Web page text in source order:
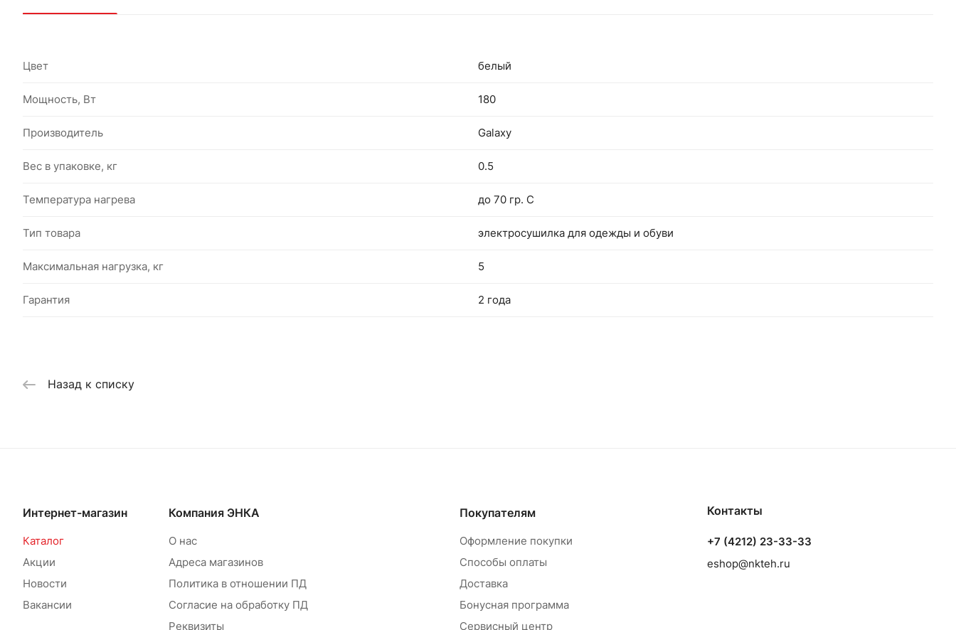
Цвет белый
Мощность, Вт 180
Производитель Galaxy
Вес в упаковке, кг 0.5
Температура нагрева до 70 гр. С
Тип товара электросушилка для одежды и обуви
Максимальная нагрузка, кг 5
Гарантия 2 года
Назад к списку
Интернет-магазин
Каталог
Акции
Новости
Вакансии
Компания ЭНКА
О нас
Адреса магазинов
Политика в отношении ПД
Согласие на обработку ПД
Реквизиты
Покупателям
Оформление покупки
Способы оплаты
Доставка
Бонусная программа
Сервисный центр
Контакты
+7 (4212) 23-33-33
eshop@nkteh.ru